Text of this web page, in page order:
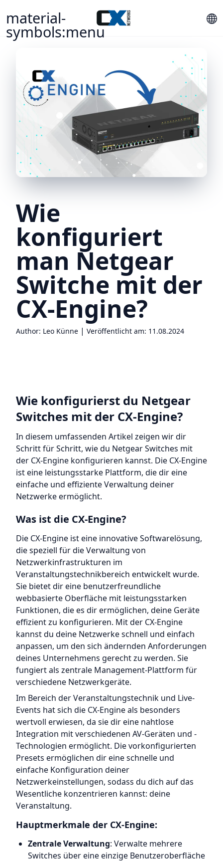
material-
symbols:menu
Wie
konfiguriert
man Netgear
Switche mit der
CX-Engine?
Author: Leo Künne | Veröffentlicht am: 11.08.2024
Wie konfigurierst du Netgear
Switches mit der CX-Engine?
In diesem umfassenden Artikel zeigen wir dir
Schritt für Schritt, wie du Netgear Switches mit
der CX-Engine konfigurieren kannst. Die CX-Engine
ist eine leistungsstarke Plattform, die dir eine
einfache und effiziente Verwaltung deiner
Netzwerke ermöglicht.
Was ist die CX-Engine?
Die CX-Engine ist eine innovative Softwarelösung,
die speziell für die Verwaltung von
Netzwerkinfrastrukturen im
Veranstaltungstechnikbereich entwickelt wurde.
Sie bietet dir eine benutzerfreundliche
webbasierte Oberfläche mit leistungsstarken
Funktionen, die es dir ermöglichen, deine Geräte
effizient zu konfigurieren. Mit der CX-Engine
kannst du deine Netzwerke schnell und einfach
anpassen, um den sich ändernden Anforderungen
deines Unternehmens gerecht zu werden. Sie
fungiert als zentrale Management-Plattform für
verschiedene Netzwerkgeräte.
Im Bereich der Veranstaltungstechnik und Live-
Events hat sich die CX-Engine als besonders
wertvoll erwiesen, da sie dir eine nahtlose
Integration mit verschiedenen AV-Geräten und -
Technologien ermöglicht. Die vorkonfigurierten
Presets ermöglichen dir eine schnelle und
einfache Konfiguration deiner
Netzwerkeinstellungen, sodass du dich auf das
Wesentliche konzentrieren kannst: deine
Veranstaltung.
Hauptmerkmale der CX-Engine:
Zentrale Verwaltung: Verwalte mehrere
Switches über eine einzige Benutzeroberfläche